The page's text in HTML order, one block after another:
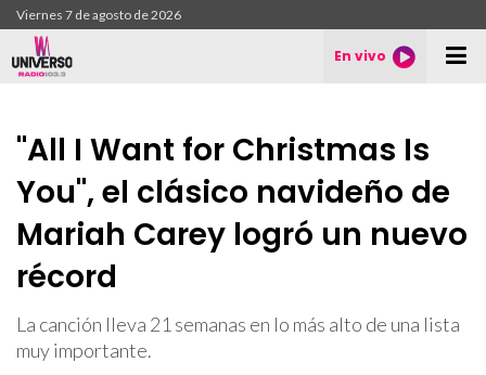
Viernes 7 de agosto de 2026
En vivo
"All I Want for Christmas Is
You", el clásico navideño de
Mariah Carey logró un nuevo
récord
La canción lleva 21 semanas en lo más alto de una lista
muy importante.